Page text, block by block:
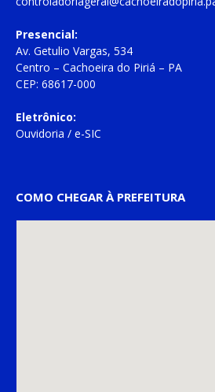
Presencial:
Av. Getulio Vargas, 534
Centro – Cachoeira do Piriá – PA
CEP: 68617-000
Eletrônico:
Ouvidoria / e-SIC
COMO CHEGAR À PREFEITURA